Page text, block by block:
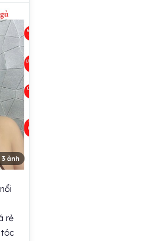
3 ảnh
rẻ
tóc